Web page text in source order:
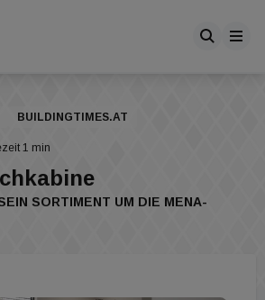
BUILDINGTIMES.AT
1 min
SORTIMENT UM DIE MENA-